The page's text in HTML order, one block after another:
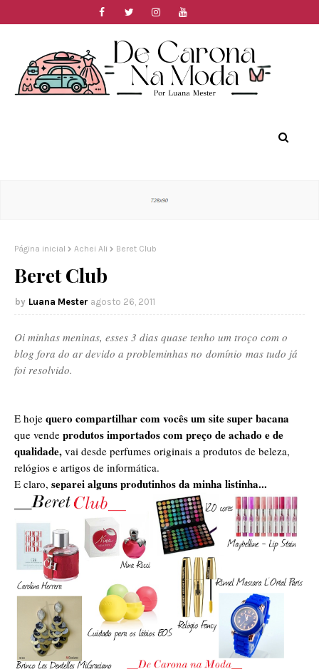
Página inicial Achei Ali Beret Club
Beret Club
Luana Mester agosto 26, 2011
Oi minhas meninas, esses 3 dias quase tenho um troço com o
blog fora do ar devido a probleminhas no domínio mas tudo já
foi resolvido.
E hoje quero compartilhar com vocês um site super bacana
que vende produtos importados com preço de achado e de
qualidade, vai desde perfumes originais a produtos de beleza,
relógios e artigos de informática.
E claro, separei alguns produtinhos da minha listinha...